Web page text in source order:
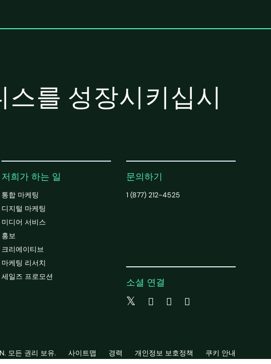
를 성장시키십시
저희가 하는 일
통합 마케팅
디지털 마케팅
미디어 서비스
홍보
크리에이티브
마케팅 리서치
세일즈 프로모션
문의하기
1 (877) 212-4525
소셜 연결
모든 권리 보유. 사이트맵 경력 개인정보 보호정책 쿠키 안내